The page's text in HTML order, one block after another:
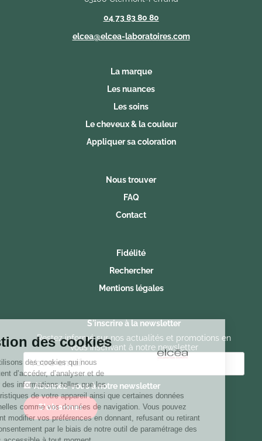
04 73 83 80 80
elcea@elcea-laboratoires.com
La marque
Les nuances
Les soins
Le cheveux & la couleur
Appliquer sa coloration
Nous trouver
FAQ
Contact
Fidélité
Rechercher
Mentions légales
S'inscrire à la newsletter
Restez informé sur nos actualités et promotions en
vous inscrivant à notre newsletter
Abonnez-vous à notre newsletter
Gestion des cookies
Nous utilisons des cookies qui nous
permettent d’accéder, d’analyser et de
stocker des informations telles que les
caractéristiques de votre appareil ainsi que certaines données
personnelles comme vos données de navigation. Vous pouvez
librement modifier vos préférences en donnant, refusant ou retirant
votre consentement par le biais de notre outil de paramétrage des